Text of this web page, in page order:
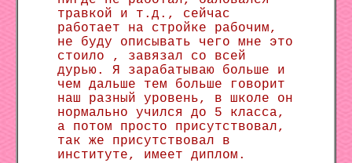
травкой и т.д., сейчас
работает на стройке рабочим,
не буду описывать чего мне это
стоило , завязал со всей
дурью. Я зарабатываю больше и
чем дальше тем больше говорит
наш разный уровень, в школе он
нормально учился до 5 класса,
а потом просто присутствовал,
так же присутствовал в
институте, имеет диплом.